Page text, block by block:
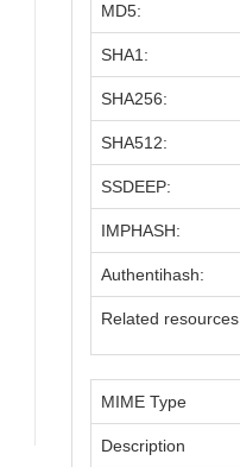
MD5:
SHA1:
SHA256:
SHA512:
SSDEEP:
IMPHASH:
Authentihash:
Related resources
MIME Type
Description